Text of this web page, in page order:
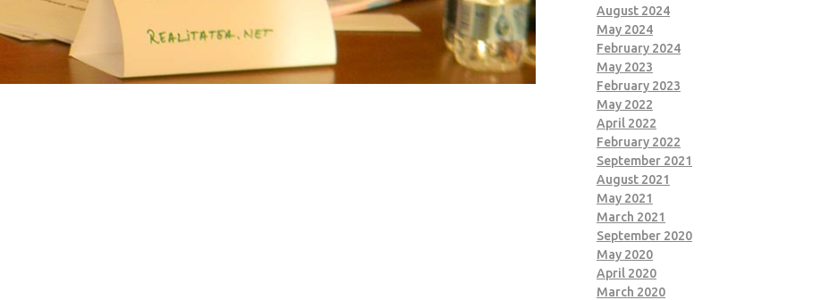
August 2024
May 2024
February 2024
May 2023
February 2023
May 2022
April 2022
February 2022
September 2021
August 2021
May 2021
March 2021
September 2020
May 2020
April 2020
March 2020